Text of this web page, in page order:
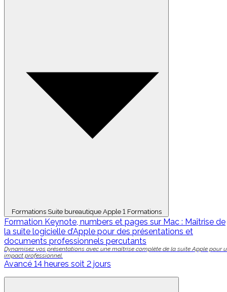
Formations Suite bureautique Apple 1 Formations
Formation Keynote, numbers et pages sur Mac : Maîtrise de
la suite logicielle d’Apple pour des présentations et
documents professionnels percutants
Dynamisez vos présentations avec une maîtrise complète de la suite Apple pour
impact professionnel.
Avancé 14 heures soit 2 jours